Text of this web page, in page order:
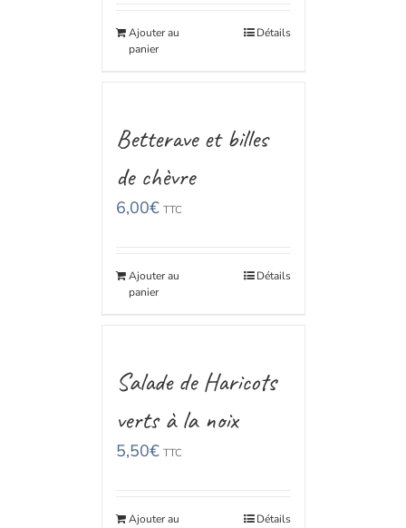
Ajouter au
panier
Détails
Betterave et billes
de chèvre
6,00€ TTC
Ajouter au
panier
Détails
Salade de Haricots
verts à la noix
5,50€ TTC
Ajouter au
Détails